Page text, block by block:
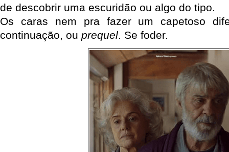
de descobrir uma escuridão ou algo do tipo.
Os caras nem pra fazer um capetoso
continuação, ou prequel. Se foder.